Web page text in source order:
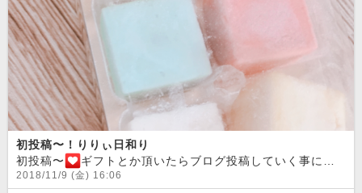
初投稿〜！りりぃ日和り
初投稿〜
ギフトとか頂いたらブログ投稿していく事にしました
2018/11/9 (金) 16:06